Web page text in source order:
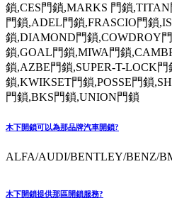
鎖,CES門鎖,MARKS 門鎖
門鎖,ADEL門鎖,FRASCIO門鎖
鎖,DIAMOND門鎖,COWDROY
鎖,GOAL門鎖,MIWA門鎖
鎖,AZBE門鎖,SUPER-T-LOCK
鎖,KWIKSET門鎖,POSSE門鎖
門鎖,BKS門鎖,UNION門鎖
木下開鎖可以為那品牌汽車開鎖?
ALFA/AUDI/BENTLEY/BENZ/
木下開鎖提供那區開鎖服務?